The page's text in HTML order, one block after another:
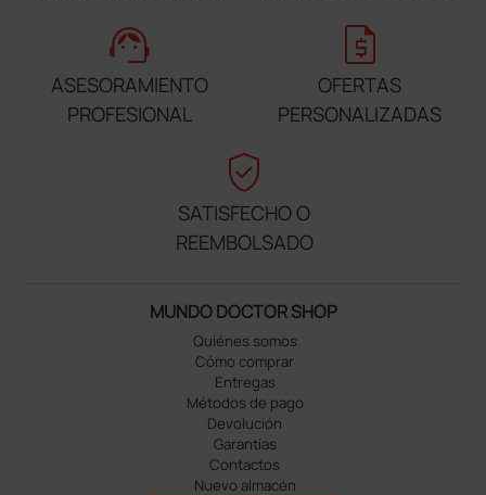
support_agent
ASESORAMIENTO
PROFESIONAL
request_quote
OFERTAS
PERSONALIZADAS
verified_user
SATISFECHO O
REEMBOLSADO
MUNDO DOCTOR SHOP
Quiénes somos
Cómo comprar
Entregas
Métodos de pago
Devolución
Garantías
Contactos
Nuevo almacén